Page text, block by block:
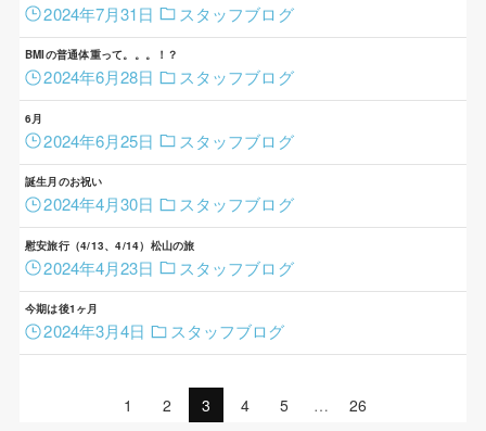
リサイクルトナー
コイル巻線加工
ハーネス・フィルム加工
生産設備について
生産設備について（アプリケーター）
取扱製品一覧
その他
ECマーケティング支援
2024年7月31日 スタッフブログ
2024年6月28日 スタッフブログ
BMIの普通体重って。。。！？
2024年6月25日 スタッフブログ
6月
2024年4月30日 スタッフブログ
誕生月のお祝い
2024年4月23日 スタッフブログ
慰安旅行（4/13、4/14）松山の旅
2024年3月4日 スタッフブログ
今期は後1ヶ月
1 2 3 4 5 … 26